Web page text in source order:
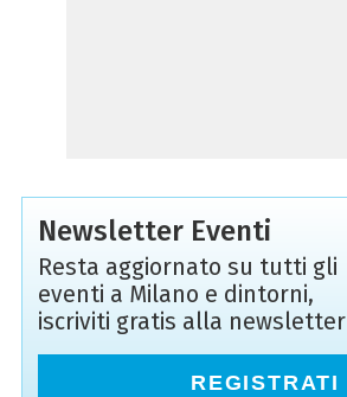
Newsletter Eventi
Resta aggiornato su tutti gli
eventi a Milano e dintorni,
iscriviti gratis alla newsletter
REGISTRATI